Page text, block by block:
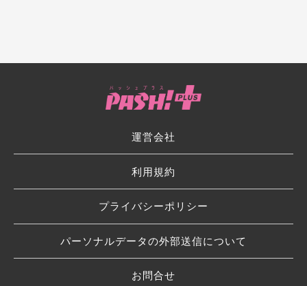
運営会社
利用規約
プライバシーポリシー
パーソナルデータの外部送信について
お問合せ